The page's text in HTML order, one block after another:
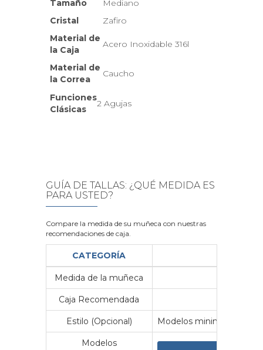
Tamaño
Mediano
Cristal
Zafiro
Material de
la Caja
Acero Inoxidable 316l
Material de
la Correa
Caucho
Funciones
Clásicas
2 Agujas
GUÍA DE TALLAS: ¿QUÉ MEDIDA ES
PARA USTED?
Compare la medida de su muñeca con nuestras
recomendaciones de caja.
CATEGORÍA
Medida de la muñeca
Caja Recomendada
Estilo (Opcional) Modelos minimalistas y
Modelos